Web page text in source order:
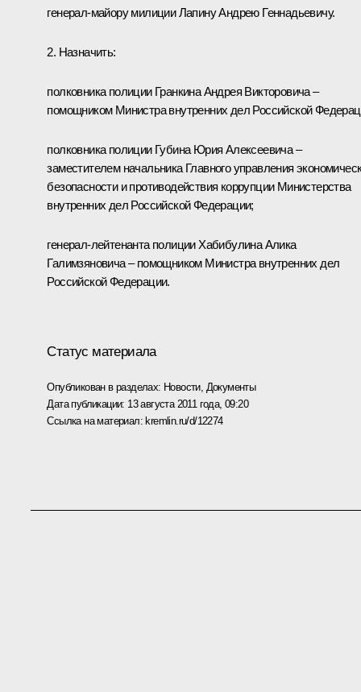
генерал-майору милиции Лапину Андрею Геннадьевичу.
2. Назначить:
полковника полиции Гранкина Андрея Викторовича –
помощником Министра внутренних дел Российской
полковника полиции Губина Юрия Алексеевича –
заместителем начальника Главного управления
безопасности и противодействия коррупции Министерства
внутренних дел Российской Федерации;
генерал-лейтенанта полиции Хабибулина Алика
Галимзяновича – помощником Министра внутренних дел
Российской Федерации.
Статус материала
Опубликован в разделах: Новости, Документы
Дата публикации: 13 августа 2011 года, 09:20
Ссылка на материал: kremlin.ru/d/12274